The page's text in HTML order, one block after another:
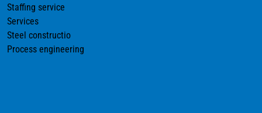
Staffing service
Services
Steel constructio
Process engineering